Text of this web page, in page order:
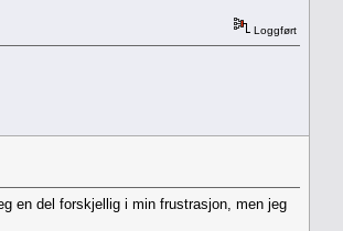
Loggført
en del forskjellig i min frustrasjon, men jeg